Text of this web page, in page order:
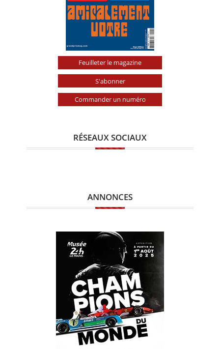
Feuilleter le magazine
S'abonner
Commander un numéro
RÉSEAUX SOCIAUX
ANNONCES